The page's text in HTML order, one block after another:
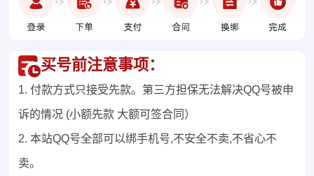
买号前注意事项：
1. 付款方式只接受先款。第三方担保无法解决QQ号被申
诉的情况 (小额先款 大额可签合同）
2. 本站QQ号全部可以绑手机号,不安全不卖,不省心不
卖。